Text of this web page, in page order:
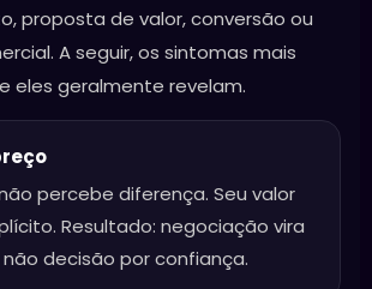
proposta de valor, conversão ou
A seguir, os sintomas mais
eles geralmente revelam.
percebe diferença. Seu valor
Resultado: negociação vira
decisão por confiança.